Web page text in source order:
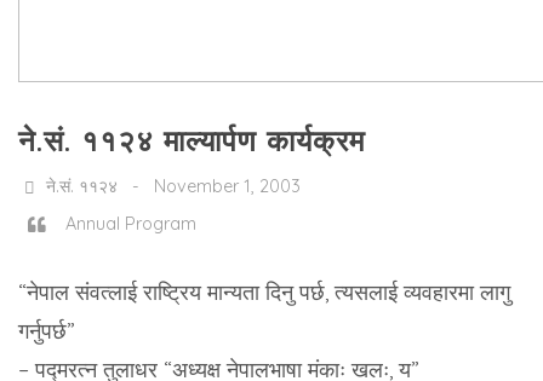
ने.सं. ११२४ माल्यार्पण कार्यक्रम
ने.सं. ११२४ - November 1, 2003
Annual Program
“नेपाल संवत्लाई राष्ट्रिय मान्यता दिनु पर्छ, त्यसलाई व्यवहारमा लागु
गर्नुपर्छ”
– पद्मरत्न तुलाधर “अध्यक्ष नेपालभाषा मंकाः खलः, य”